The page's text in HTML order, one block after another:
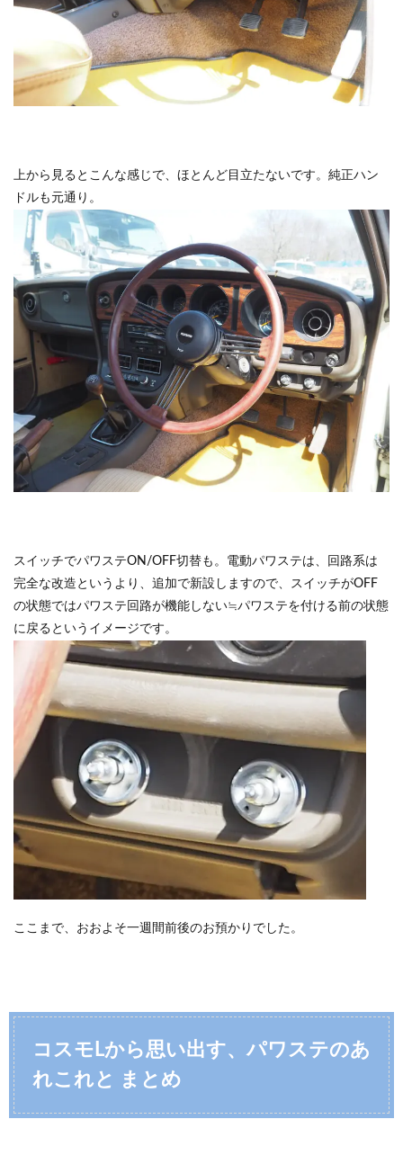
上から見るとこんな感じで、ほとんど目立たないです。純正ハン
ドルも元通り。
スイッチでパワステON/OFF切替も。電動パワステは、回路系は
完全な改造というより、追加で新設しますので、スイッチがOFF
の状態ではパワステ回路が機能しない≒パワステを付ける前の状態
に戻るというイメージです。
ここまで、おおよそ一週間前後のお預かりでした。
コスモLから思い出す、パワステのあ
れこれと まとめ